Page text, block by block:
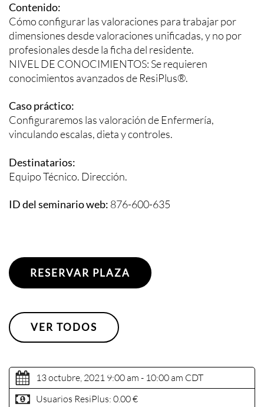
Contenido:
Cómo configurar las valoraciones para trabajar por
dimensiones desde valoraciones unificadas, y no por
profesionales desde la ficha del residente.
NIVEL DE CONOCIMIENTOS: Se requieren
conocimientos avanzados de ResiPlus®.
Caso práctico:
Configuraremos las valoración de Enfermería,
vinculando escalas, dieta y controles.
Destinatarios:
Equipo Técnico. Dirección.
ID del seminario web: 876-600-635
RESERVAR PLAZA
VER TODOS
13 octubre, 2021 9:00 am - 10:00 am CDT
Usuarios ResiPlus: 0.00 €